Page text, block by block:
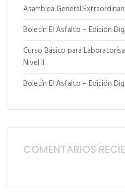
Asamblea General
Boletín El Asfalto – Edición
Curso Básico para
Nivel II
Boletín El Asfalto – Edición
COMENTARIOS